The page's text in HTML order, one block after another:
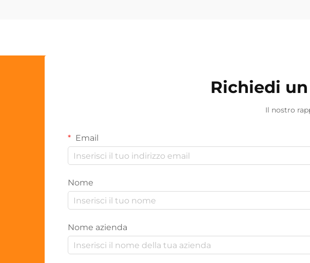
Richiedi
Il nostro
Email
Nome
Nome azienda